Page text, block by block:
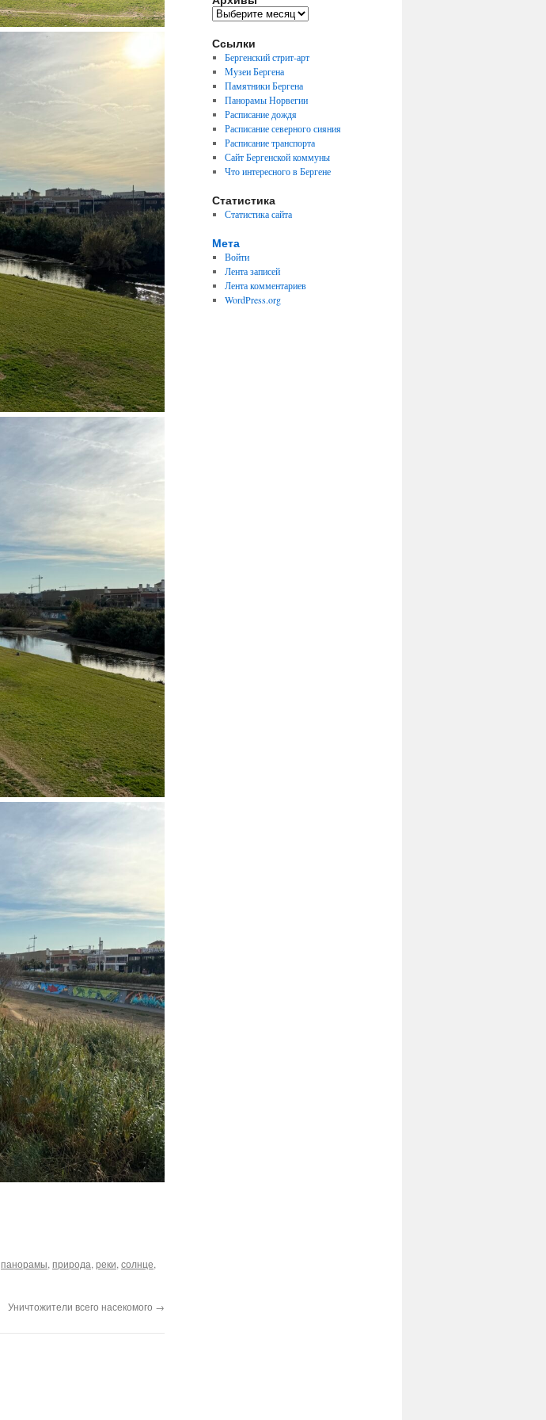
панорамы, природа, реки, солнце,
Уничтожители всего насекомого →
Архивы
Ссылки
Бергенский стрит-арт
Музеи Бергена
Памятники Бергена
Панорамы Норвегии
Расписание дождя
Расписание северного сияния
Расписание транспорта
Сайт Бергенской коммуны
Что интересного в Бергене
Статистика
Статистика сайта
Мета
Войти
Лента записей
Лента комментариев
WordPress.org